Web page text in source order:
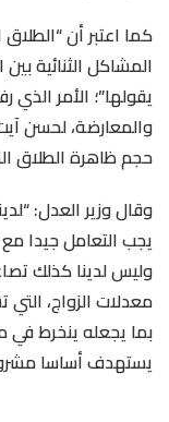
كما اعتبر أن
المشاكل الثنائية
يقولها”؛ الأمر
والمعارضة، لحسن
حجم ظاهرة الطلاق
يجب التعامل جيدا
وليس لدينا كذلك
معدلات الزواج،
بما يجعله ينخرط في
يستهدف أساسا